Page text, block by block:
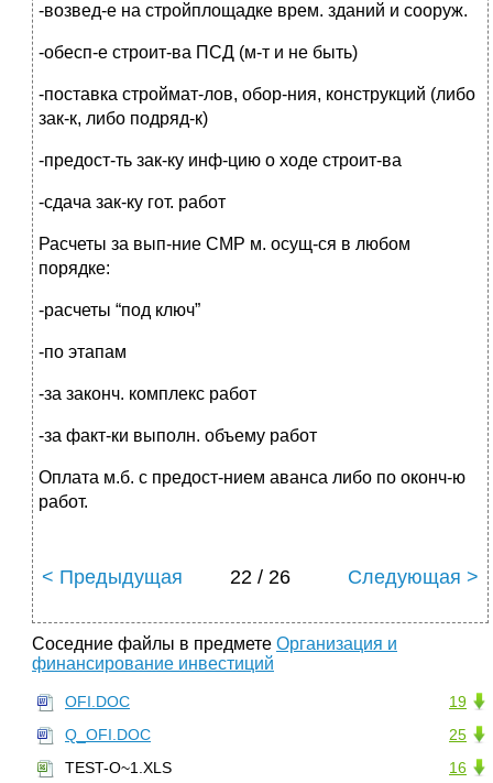
-возвед-е на стройплощадке врем. зданий и сооруж.
-обесп-е строит-ва ПСД (м-т и не быть)
-поставка строймат-лов, обор-ния, конструкций (либо
зак-к, либо подряд-к)
-предост-ть зак-ку инф-цию о ходе строит-ва
-сдача зак-ку гот. работ
Расчеты за вып-ние СМР м. осущ-ся в любом
порядке:
-расчеты “под ключ”
-по этапам
-за законч. комплекс работ
-за факт-ки выполн. объему работ
Оплата м.б. с предост-нием аванса либо по оконч-ю
работ.
< Предыдущая 22 / 26 Следующая >
Соседние файлы в предмете Организация и
финансирование инвестиций
19
OFI.DOC
25
Q_OFI.DOC
16
TEST-O~1.XLS